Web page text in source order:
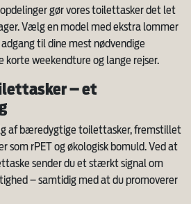
gør vores toilettasker det let
Vælg en model med ekstra lommer
til dine mest nødvendige
korte weekendture og lange rejser.
– et
af bæredygtige toilettasker, fremstillet
som rPET og økologisk bomuld. Ved at
sender du et stærkt signal om
– samtidig med at du promoverer